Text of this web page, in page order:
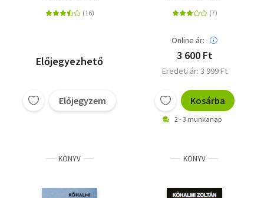
Előjegyezhető
Előjegyzem
Online ár:
3 600 Ft
Eredeti ár: 3 999 Ft
Kosárba
2 - 3 munkanap
KÖNYV KÖNYV